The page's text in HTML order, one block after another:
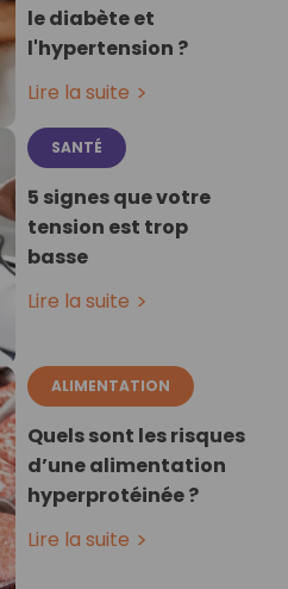
le diabète et
l'hypertension ?
Lire la suite
SANTÉ
5 signes que votre
tension est trop
basse
Lire la suite
ALIMENTATION
Quels sont les risques
d’une alimentation
hyperprotéinée ?
Lire la suite